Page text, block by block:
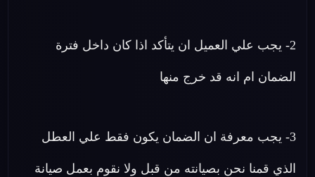
2- يجب علي العميل ان يتأكد اذا كان داخل فترة
الضمان ام انه قد خرج منها
3- يجب معرفة ان الضمان يكون فقط علي العطل
الذي قمنا نحن بصيانته من قبل ولا نقوم بعمل صيانة